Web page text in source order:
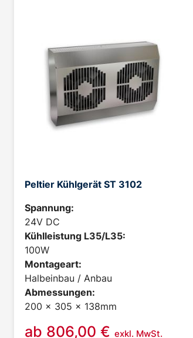
Peltier Kühlgerät ST 3102
Spannung:
24V DC
Kühlleistung L35/L35:
100W
Montageart:
Halbeinbau / Anbau
Abmessungen:
200 x 305 x 138mm
ab 806,00 € exkl. MwSt.